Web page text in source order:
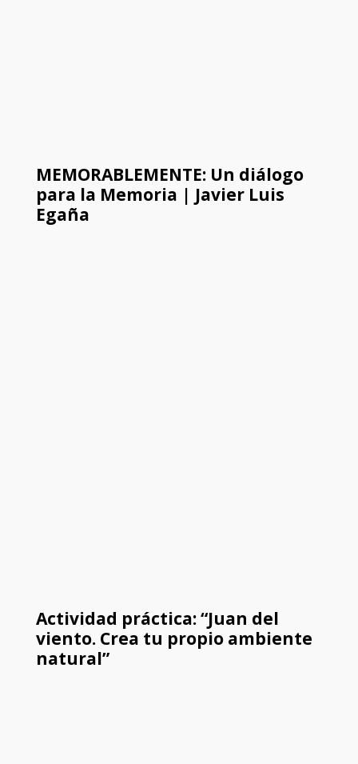
MEMORABLEMENTE: Un diálogo
para la Memoria | Javier Luis
Egaña
Actividad práctica: “Juan del
viento. Crea tu propio ambiente
natural”